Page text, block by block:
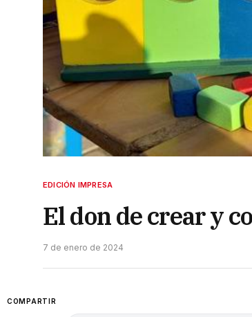
EDICIÓN IMPRESA
El don de crear y
7 de enero de 2024
COMPARTIR